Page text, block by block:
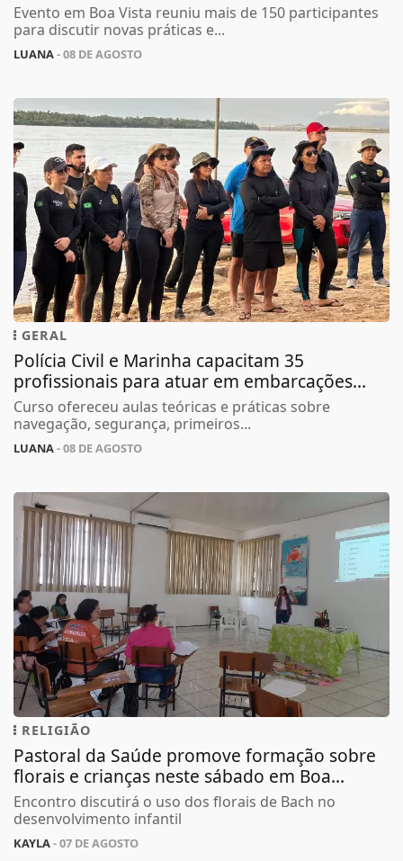
Evento em Boa Vista reuniu mais de 150 participantes
para discutir novas práticas e...
LUANA- 08 DE AGOSTO
GERAL
Polícia Civil e Marinha capacitam 35
profissionais para atuar em embarcações...
Curso ofereceu aulas teóricas e práticas sobre
navegação, segurança, primeiros...
LUANA- 08 DE AGOSTO
RELIGIÃO
Pastoral da Saúde promove formação sobre
florais e crianças neste sábado em Boa...
Encontro discutirá o uso dos florais de Bach no
desenvolvimento infantil
KAYLA- 07 DE AGOSTO